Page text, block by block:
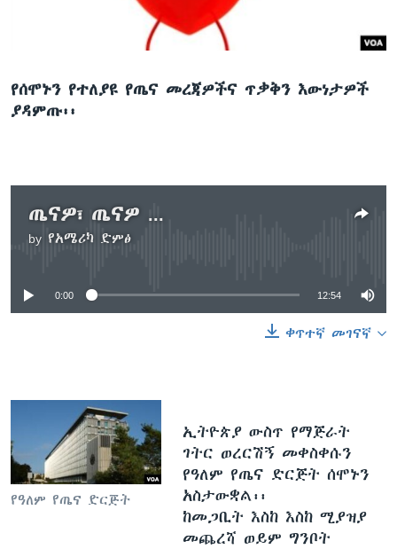
የሰሞኑን የተለያዩ የጤና መረጃዎችና ጥቃቅን እውነታዎች
ያዳምጡ፡፡
ጤናዎ፣ ጤናዎ ...
by የአሜሪካ ድምፅ
No media source currently available
0:00 12:54
ቀጥተኛ መገናኛ
የዓለም የጤና ድርጅት
ኢትዮጵያ ውስጥ የማጅራት
ገትር ወረርሽኝ መቀስቀሱን
የዓለም የጤና ድርጅት ሰሞኑን
አስታውቋል፡፡
ከመጋቢት እስከ እስከ ሚያዝያ
መጨረሻ ወይም ግንቦት